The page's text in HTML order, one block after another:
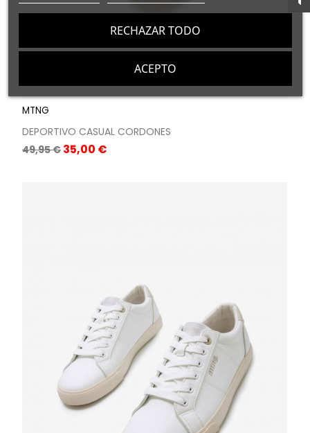
MTNG
DEPORTIVO CASUAL CORDONES
Precio
49,95 € Precio
35,00 €
RECHAZAR TODO
ACEPTO